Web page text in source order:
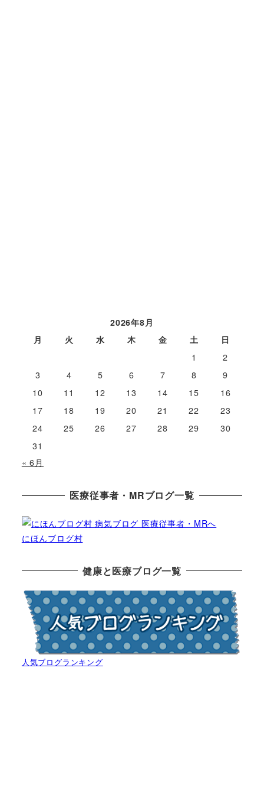
2026年8月
月
火 水 木 金 土
日
1
2
3
4 5 6 7 8
9
10
11 12 13 14 15
16
17
18 19 20 21 22
23
24
25 26 27 28 29
30
31
« 6月
医療従事者・MRブログ一覧
にほんブログ村
健康と医療ブログ一覧
人気ブログランキング